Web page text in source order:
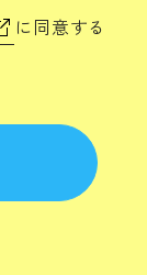
に同意する